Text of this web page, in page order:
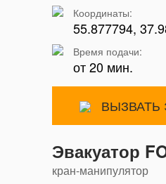
Координаты:
55.877794,
Время подачи:
от 20 мин.
ВЫЗВАТЬ
Эвакуатор
кран-манипулятор